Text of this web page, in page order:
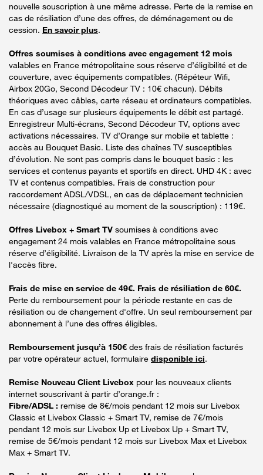
nouvelle souscription à une même adresse. Perte de la remise en
cas de résiliation d’une des offres, de déménagement ou de
cession. En savoir plus.
Offres soumises à conditions avec engagement 12 mois
valables en France métropolitaine sous réserve d’éligibilité et de
couverture, avec équipements compatibles. (Répéteur Wifi,
Airbox 20Go, Second Décodeur TV : 10€ chacun). Débits
théoriques avec câbles, carte réseau et ordinateurs compatibles.
En cas d’usage sur plusieurs équipements le débit est partagé.
Enregistreur Multi-écrans, Second Décodeur TV, options avec
activations nécessaires. TV d’Orange sur mobile et tablette :
accès au Bouquet Basic. Liste des chaînes TV susceptibles
d’évolution. Ne sont pas compris dans le bouquet basic : les
services et contenus payants et sportifs en direct. UHD 4K : avec
TV et contenus compatibles. Frais de construction pour
raccordement ADSL/VDSL, en cas de déplacement technicien
nécessaire (diagnostiqué au moment de la souscription) : 119€.
Offres Livebox + Smart TV soumises à conditions avec
engagement 24 mois valables en France métropolitaine sous
réserve d’éligibilité. Livraison de la TV après la mise en service de
l'accès fibre.
Frais de mise en service de 49€. Frais de résiliation de 60€.
Perte du remboursement pour la période restante en cas de
résiliation ou de changement d'offre. Un seul remboursement par
abonnement à l’une des offres éligibles.
Remboursement jusqu’à 150€ des frais de résiliation facturés
par votre opérateur actuel, formulaire disponible ici.
Remise Nouveau Client Livebox pour les nouveaux clients
internet souscrivant à partir d’orange.fr :
Fibre/ADSL : remise de 8€/mois pendant 12 mois sur Livebox
Classic et Livebox Classic + Smart TV, remise de 7€/mois
pendant 12 mois sur Livebox Up et Livebox Up + Smart TV,
remise de 5€/mois pendant 12 mois sur Livebox Max et Livebox
Max + Smart TV.